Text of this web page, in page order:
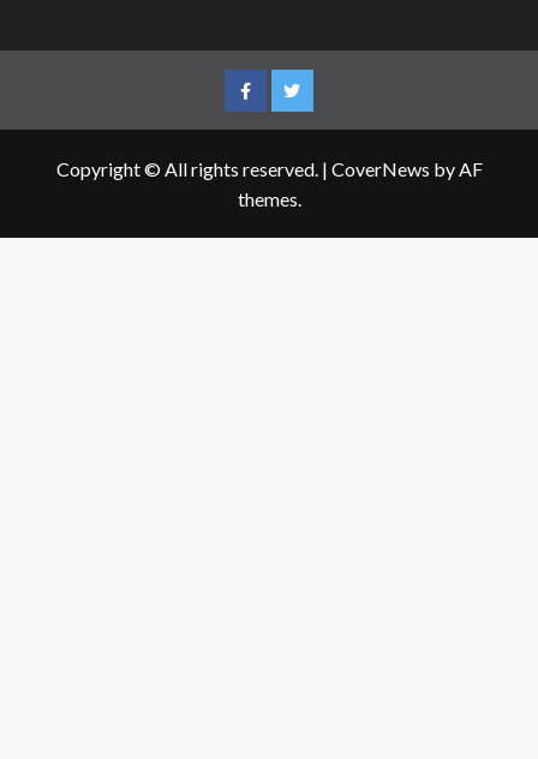
FacebookTwitter
Copyright © All rights reserved. | CoverNews by AF
themes.